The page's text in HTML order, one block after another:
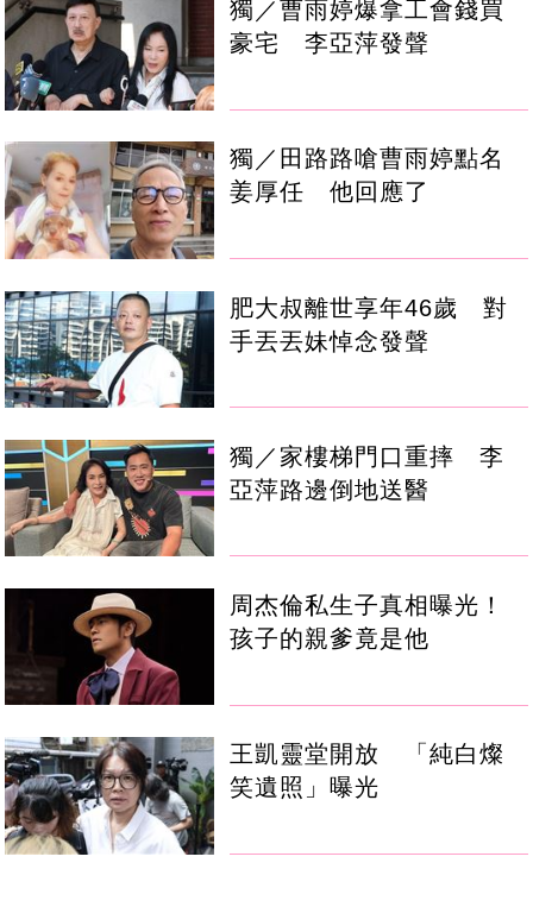
獨／曹雨婷爆拿工會錢買
豪宅 李亞萍發聲
獨／田路路嗆曹雨婷點名
姜厚任 他回應了
肥大叔離世享年46歲 對
手丟丟妹悼念發聲
獨／家樓梯門口重摔 李
亞萍路邊倒地送醫
周杰倫私生子真相曝光！
孩子的親爹竟是他
王凱靈堂開放 「純白燦
笑遺照」曝光